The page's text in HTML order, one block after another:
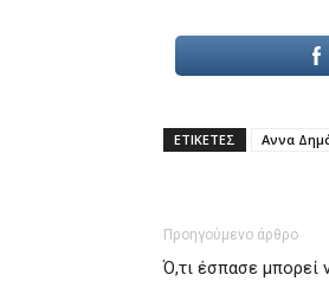
ΕΤΙΚΕΤΕΣ Αννα
Προηγούμενο άρθρο
Ό,τι έσπασε μπορεί